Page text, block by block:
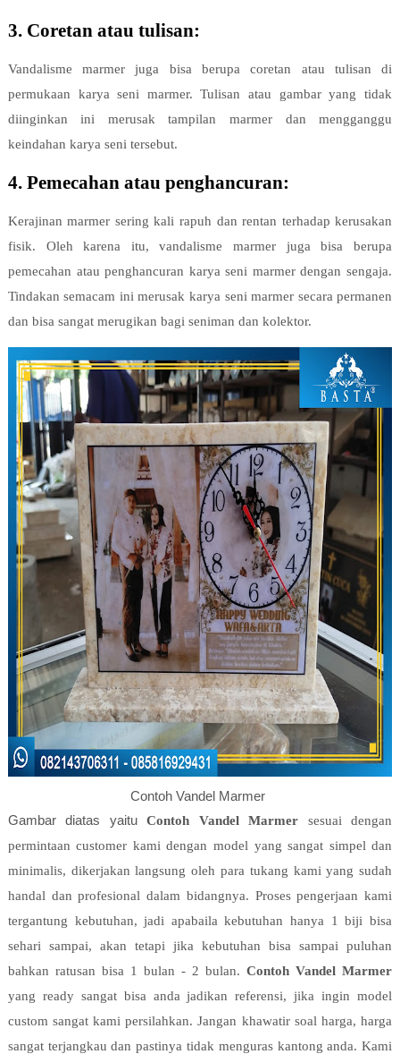
3. Coretan atau tulisan:
Vandalisme marmer juga bisa berupa coretan atau tulisan di
permukaan karya seni marmer. Tulisan atau gambar yang tidak
diinginkan ini merusak tampilan marmer dan mengganggu
keindahan karya seni tersebut.
4. Pemecahan atau penghancuran:
Kerajinan marmer sering kali rapuh dan rentan terhadap kerusakan
fisik. Oleh karena itu, vandalisme marmer juga bisa berupa
pemecahan atau penghancuran karya seni marmer dengan sengaja.
Tindakan semacam ini merusak karya seni marmer secara permanen
dan bisa sangat merugikan bagi seniman dan kolektor.
Contoh Vandel Marmer
Gambar diatas yaituContoh Vandel Marmer sesuai dengan
permintaan customer kami dengan model yang sangat simpel dan
minimalis, dikerjakan langsung oleh para tukang kami yang sudah
handal dan profesional dalam bidangnya. Proses pengerjaan kami
tergantung kebutuhan, jadi apabaila kebutuhan hanya 1 biji bisa
sehari sampai, akan tetapi jika kebutuhan bisa sampai puluhan
bahkan ratusan bisa 1 bulan - 2 bulan.Contoh Vandel Marmer
yang ready sangat bisa anda jadikan referensi, jika ingin model
custom sangat kami persilahkan. Jangan khawatir soal harga, harga
sangat terjangkau dan pastinya tidak menguras kantong anda. Kami